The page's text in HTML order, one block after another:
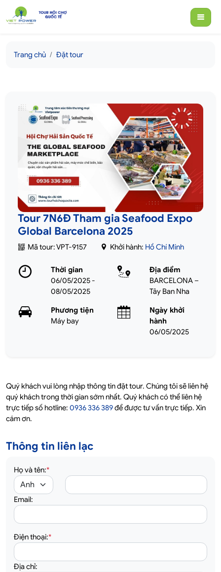
Trang chủ Đặt tour
Tour 7N6Đ Tham gia Seafood Expo
Global Barcelona 2025
Mã tour: VPT-9157 Khởi hành: Hồ Chí Minh
Thời gian
06/05/2025 -
08/05/2025
Địa điểm
BARCELONA –
Tây Ban Nha
Phương tiện
Máy bay
Ngày khởi
hành
06/05/2025
Quý khách vui lòng nhập thông tin đặt tour. Chúng tôi sẽ liên hệ
quý khách trong thời gian sớm nhất. Quý khách có thể liên hệ
trực tiếp số hotline: 0936 336 389để được tư vấn trực tiếp. Xin
cám ơn.
Thông tin liên lạc
Họ và tên:*
Email:
Điện thoại:*
Địa chỉ: